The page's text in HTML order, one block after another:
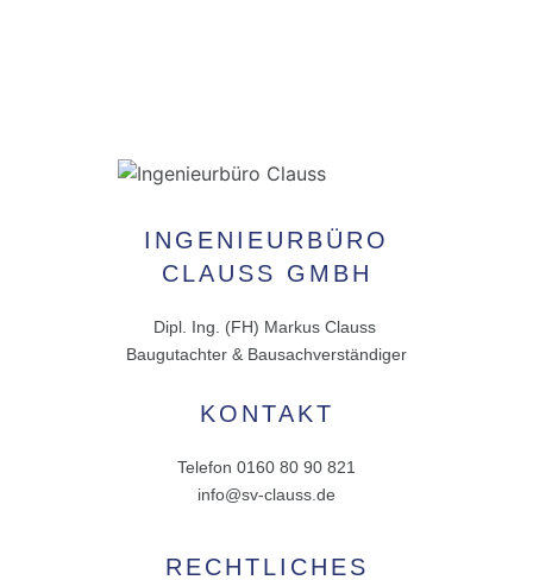
INGENIEURBÜRO
CLAUSS GMBH
Dipl. Ing. (FH) Markus Clauss
Baugutachter & Bausachverständiger
KONTAKT
Telefon 0160 80 90 821
info@sv-clauss.de
RECHTLICHES